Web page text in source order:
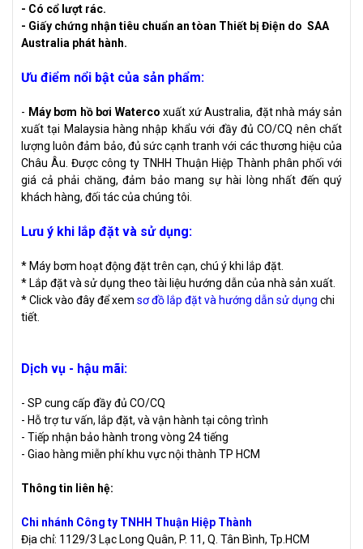
- Có cổ lượt rác.
- Giấy chứng nhận tiêu chuẩn an tòan Thiết bị Điện do SAA
Australia phát hành.
Ưu điểm nổi bật của sản phẩm:
- Máy bơm hồ bơi Waterco xuất xứ Australia, đặt nhà máy sản
xuất tại Malaysia hàng nhập khẩu với đầy đủ CO/CQ nên chất
lượng luôn đảm bảo, đủ sức cạnh tranh với các thương hiệu của
Châu Âu. Được công ty TNHH Thuận Hiệp Thành phân phối với
giá cả phải chăng, đảm bảo mang sự hài lòng nhất đến quý
khách hàng, đối tác của chúng tôi.
Lưu ý khi lắp đặt và sử dụng:
* Máy bơm hoạt động đặt trên cạn, chú ý khi lắp đặt.
* Lắp đặt và sử dụng theo tài liệu hướng dẫn của nhà sản xuất.
* Click vào đây để xem sơ đồ lắp đặt và hướng dẫn sử dụng chi
tiết.
Dịch vụ - hậu mãi:
- SP cung cấp đầy đủ CO/CQ
- Hỗ trợ tư vấn, lắp đặt, và vận hành tại công trình
- Tiếp nhận bảo hành trong vòng 24 tiếng
- Giao hàng miễn phí khu vực nội thành TP HCM
Thông tin liên hệ:
Chi nhánh Công ty TNHH Thuận Hiệp Thành
Địa chỉ: 1129/3 Lạc Long Quân, P. 11, Q. Tân Bình, Tp.HCM